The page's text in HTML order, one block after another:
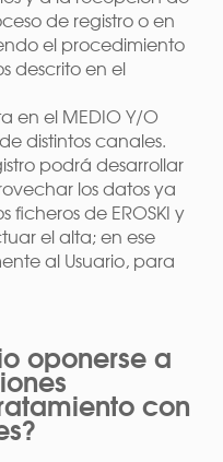
de registro o en
el procedimiento
descrito en el
en el MEDIO Y/O
distintos canales.
podrá desarrollar
los datos ya
ficheros de EROSKI y
el alta; en ese
al Usuario, para
oponerse a
con